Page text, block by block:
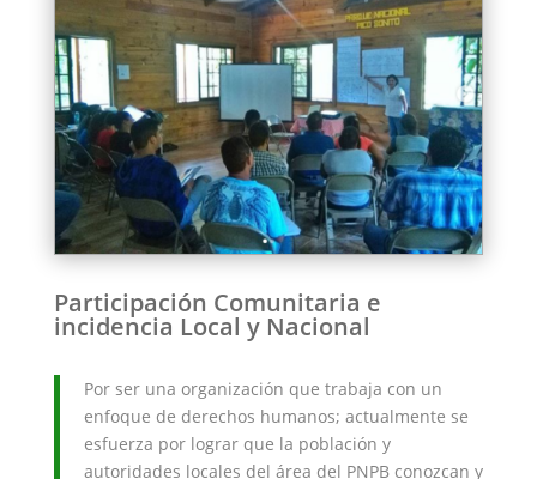
Participación Comunitaria e
incidencia Local y Nacional
Por ser una organización que trabaja con un
enfoque de derechos humanos; actualmente se
esfuerza por lograr que la población y
autoridades locales del área del PNPB conozcan y